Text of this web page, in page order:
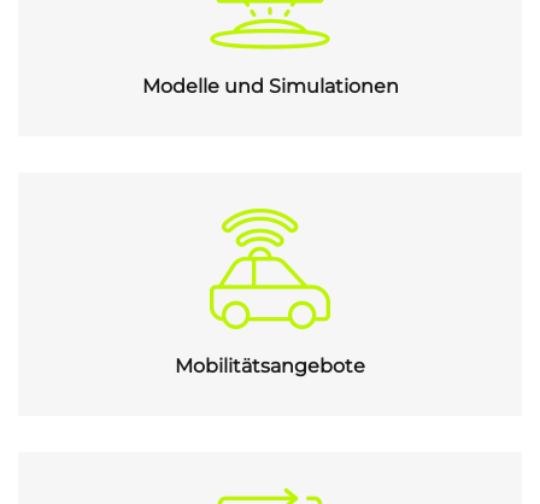
Modelle und Simulationen
Mobilitätsangebote